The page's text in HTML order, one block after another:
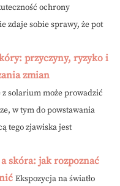
ochrony
zdaje sobie sprawy, że pot
przyczyny, ryzyko i
zmian
z solarium może prowadzić
w tym do powstawania
tego zjawiska jest
skóra: jak rozpoznać
Ekspozycja na światło